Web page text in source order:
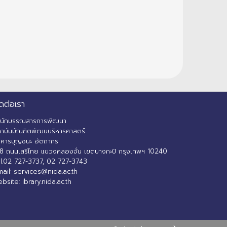
อเรา
กบรรณสารการพัฒนา
าบันบัณฑิตพัฒนบริหารศาสตร์
ารบุญชนะ อัตถากร
ถนนเสรีไทย แขวงคลองจั่น เขตบางกะปิ กรุงเทพฯ 10240
727-3737, 02 727-3743
services@nida.ac.th
ibrary.nida.ac.th